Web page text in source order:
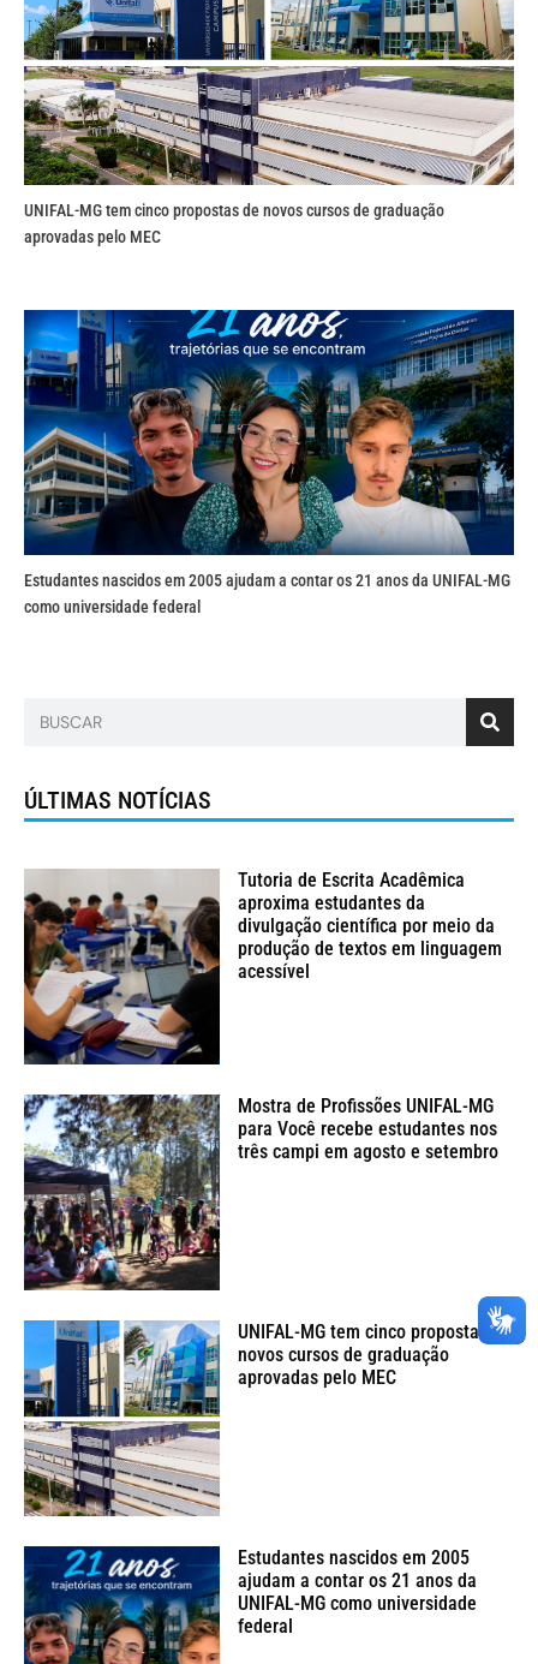
UNIFAL-MG tem cinco propostas de novos cursos de graduação
aprovadas pelo MEC
Estudantes nascidos em 2005 ajudam a contar os 21 anos da UNIFAL-MG
como universidade federal
ÚLTIMAS NOTÍCIAS
Tutoria de Escrita Acadêmica
aproxima estudantes da
divulgação científica por meio da
produção de textos em linguagem
acessível
Mostra de Profissões UNIFAL-MG
para Você recebe estudantes nos
três campi em agosto e setembro
UNIFAL-MG tem cinco propostas de
novos cursos de graduação
aprovadas pelo MEC
Estudantes nascidos em 2005
ajudam a contar os 21 anos da
UNIFAL-MG como universidade
federal